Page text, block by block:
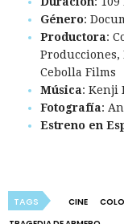
Género:
Productora:
Producciones,
Cebolla Films
Música: Kenji
Fotografía:
Estreno en
TAGS CINE